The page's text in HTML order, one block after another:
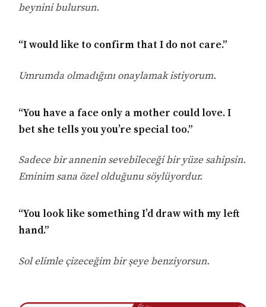
beynini bulursun.
“I would like to confirm that I do not care.”
Umrumda olmadığını onaylamak istiyorum.
“You have a face only a mother could love. I
bet she tells you you’re special too.”
Sadece bir annenin sevebileceği bir yüze sahipsin.
Eminim sana özel olduğunu söylüyordur.
“You look like something I’d draw with my left
hand.”
Sol elimle çizeceğim bir şeye benziyorsun.